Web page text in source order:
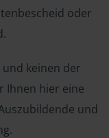
oder
keinen der
Ihnen hier eine
und